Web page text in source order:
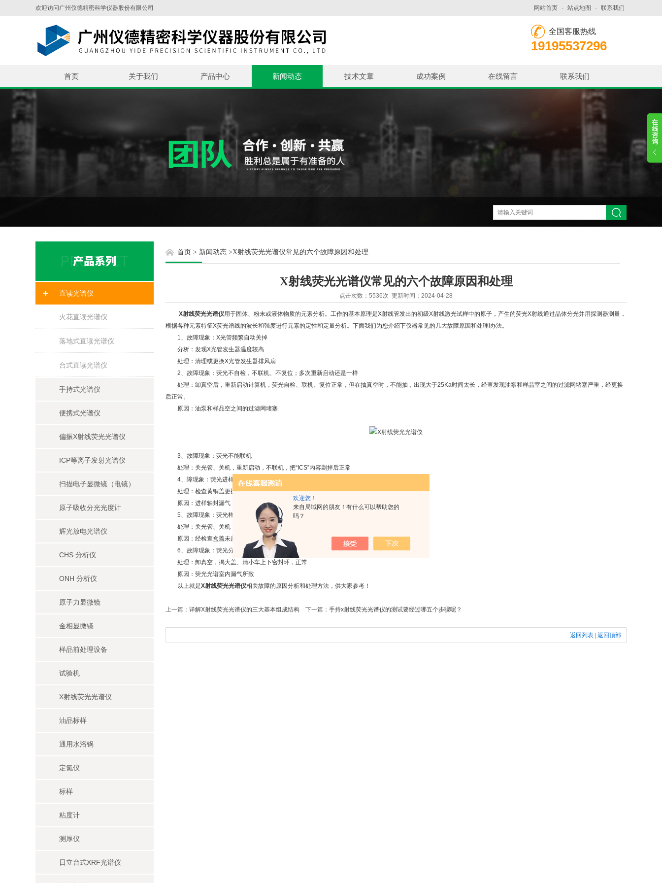
欢迎您！
来自局域网的朋友！有什么可以帮助您的
吗？
欢迎访问广州仪德精密科学仪器股份有限公司 网站首页 - 站点地图 - 联系我们
全国客服热线
19195537296
首页 关于我们 产品中心 新闻动态 技术文章 成功案例 在线留言 联系我们
直读光谱仪
火花直读光谱仪
落地式直读光谱仪
台式直读光谱仪
手持式光谱仪
便携式光谱仪
偏振X射线荧光光谱仪
ICP等离子发射光谱仪
扫描电子显微镜（电镜）
原子吸收分光光度计
辉光放电光谱仪
CHS 分析仪
ONH 分析仪
原子力显微镜
金相显微镜
样品前处理设备
试验机
X射线荧光光谱仪
油品标样
通用水浴锅
定氮仪
标样
粘度计
测厚仪
日立台式XRF光谱仪
首页 > 新闻动态 >X射线荧光光谱仪常见的六个故障原因和处理
X射线荧光光谱仪常见的六个故障原因和处理
点击次数：5536次 更新时间：2024-04-28
X射线荧光光谱仪用于固体、粉末或液体物质的元素分析。工作的基本原理是X射线管发出的初级X射线激光试样中的原子，产生的荧光X射线通过晶体分光并用探测器测量，
根据各种元素特征X荧光谱线的波长和强度进行元素的定性和定量分析。下面我们为您介绍下仪器常见的几大故障原因和处理i办法。
1、故障现象：X光管频繁自动关掉
分析：发现X光管发生器温度较高
处理：清理或更换X光管发生器排风扇
2、故障现象：荧光不自检，不联机、不复位；多次重新启动还是一样
处理：卸真空后，重新启动计算机，荧光自检、联机、复位正常，但在抽真空时，不能抽，出现大于25Ka时间太长，经查发现油泵和样品室之间的过滤网堵塞严重，经更换
后正常。
原因：油泵和样品空之间的过滤网堵塞
3、故障现象：荧光不能联机
处理：关光管、关机，重新启动，不联机，把“ICS”内容剽掉后正常
4、障现象：荧光进样时间长，甚至不分析
处理：检查黄铜盖更换o形环，还是漏气，卸直空，揭人盖，清小车，更换进样轴封
原因：进样轴封漏气
5、故障现象：荧光样品盒进去，不出来
处理：关光管、关机，重新启动，不进行初始化
原因：经检查盒盖未盖上，只放在上面，导致盒超出范围，进去后出不来，又不能进行初始化
6、故障现象：荧光分子泵停真空度高
处理：卸真空，揭大盖、清小车上下密封环，正常
原因：荧光光谱室内漏气所致
以上就是X射线荧光光谱仪相关故障的原因分析和处理方法，供大家参考！
上一篇： 详解X射线荧光光谱仪的三大基本组成结构 下一篇： 手持x射线荧光光谱仪的测试要经过哪五个步骤呢？
返回列表 返回顶部